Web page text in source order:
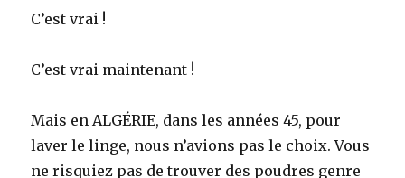
C’est vrai !
C’est vrai maintenant !
Mais en ALGÉRIE, dans les années 45, pour
laver le linge, nous n’avions pas le choix. Vous
ne risquiez pas de trouver des poudres genre